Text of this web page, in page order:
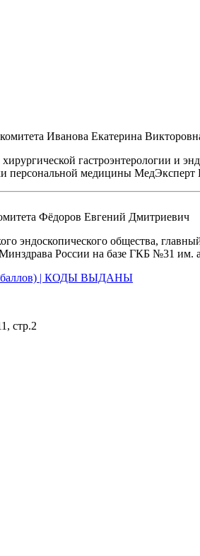
Иванова Екатерина
гастроэнтерологии
персональной медицины
Фёдоров Евгений Дмитриевич
эндоскопического общества,
России на базе ГКБ №31 им.
баллов) | КОДЫ ВЫДАНЫ
стр.2